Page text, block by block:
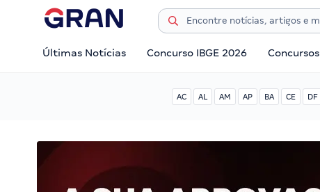
Últimas Notícias Concurso IBGE 2026 Concursos
AC AL AM AP BA CE DF